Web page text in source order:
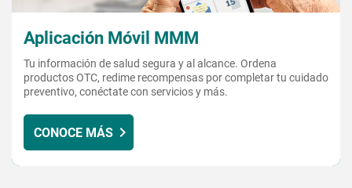
Aplicación Móvil MMM
Tu información de salud segura y al alcance. Ordena
productos OTC, redime recompensas por completar tu cuidado
preventivo, conéctate con servicios y más.
CONOCE MÁS